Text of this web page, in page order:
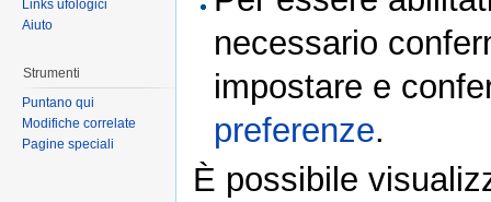
necessario
impostare e
preferenze.
È possibile
Links ufologici
Aiuto
Strumenti
Puntano qui
Modifiche correlate
Pagine speciali